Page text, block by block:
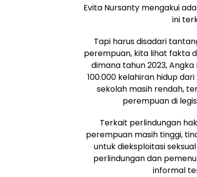
Evita Nursanty mengakui
ini
Tapi harus disadari
perempuan, kita lihat fakta
dimana tahun 2023,
100.000 kelahiran hidup
sekolah masih rendah,
perempuan di
Terkait perlindungan
perempuan masih tinggi,
untuk dieksploitasi
perlindungan dan
informal